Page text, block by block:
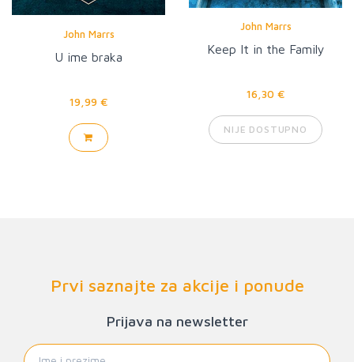
John Marrs
U ime braka
19,99 €
John Marrs
Keep It in the Family
16,30 €
NIJE DOSTUPNO
Prvi saznajte za akcije i ponude
Prijava na newsletter